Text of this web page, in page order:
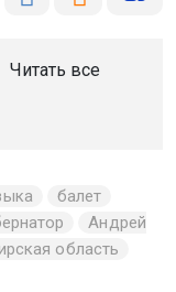
Читать все
балет
Андрей
область